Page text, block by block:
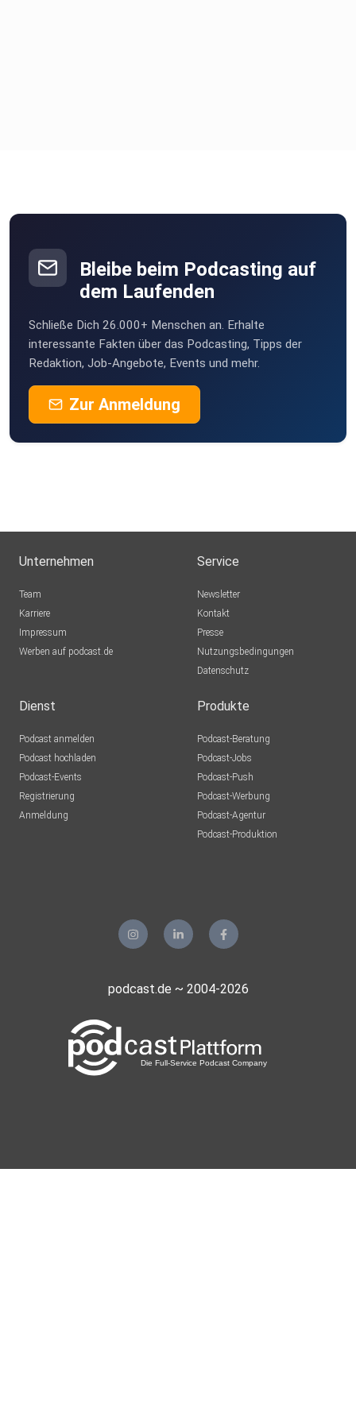
Bleibe beim Podcasting auf
dem Laufenden
Schließe Dich 26.000+ Menschen an. Erhalte
interessante Fakten über das Podcasting, Tipps der
Redaktion, Job-Angebote, Events und mehr.
Zur Anmeldung
Unternehmen
Team
Karriere
Impressum
Werben auf podcast.de
Service
Newsletter
Kontakt
Presse
Nutzungsbedingungen
Datenschutz
Dienst
Podcast anmelden
Podcast hochladen
Podcast-Events
Registrierung
Anmeldung
Produkte
Podcast-Beratung
Podcast-Jobs
Podcast-Push
Podcast-Werbung
Podcast-Agentur
Podcast-Produktion
podcast.de ~ 2004-2026